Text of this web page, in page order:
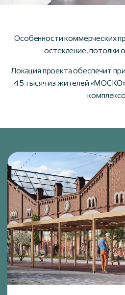
Особенности коммерческих
остекление, потолки
Локация проекта обеспечит
45 тысяч из жителей